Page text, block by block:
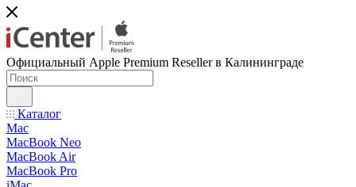
Официальный Apple Premium Reseller в Калининграде
Каталог
Mac
MacBook Neo
MacBook Air
MacBook Pro